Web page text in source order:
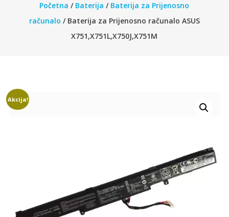
Početna / Baterija / Baterija za Prijenosno
računalo / Baterija za Prijenosno računalo ASUS
X751,X751L,X750J,X751M
Akcija!